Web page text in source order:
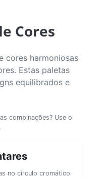
Cores
cores harmoniosas
Estas paletas
equilibrados e
combinações? Use o
no círculo cromático